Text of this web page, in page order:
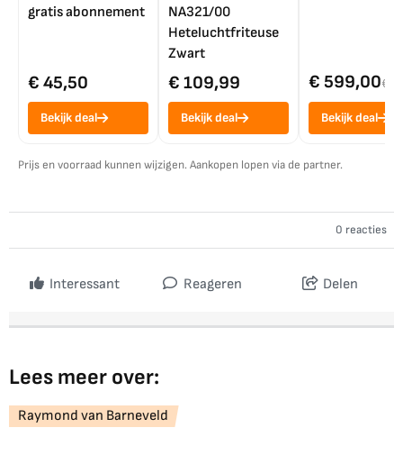
gratis abonnement
€ 45,50
Bekijk deal
NA321/00
Heteluchtfriteuse
Zwart
€ 109,99
Bekijk deal
€ 599,00€
Bekijk deal
Prijs en voorraad kunnen wijzigen. Aankopen lopen via de partner.
0 reacties
Interessant Reageren Delen
Lees meer over:
Raymond van Barneveld